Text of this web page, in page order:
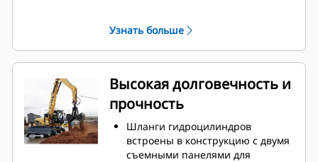
для сыпучих материалов
обеспечивает перемещение
грузов в промышленном
Высокое замыкающее усилие
челюстей грейфера в сочетании
закрыванием помогает сократить
продолжительность цикла и
Узнать больше
Высокая долговечность и
прочность
Шланги гидроцилиндров
встроены в конструкцию с двумя
съемными панелями для